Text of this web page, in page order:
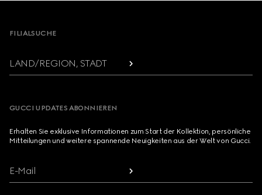
FILIALSUCHE
LAND/REGION, STADT
GUCCI UPDATES ABONNIEREN
Erhalten Sie exklusive Informationen zum Start der Kollektion, persönliche
Mitteilungen und weitere spannende Neuigkeiten aus der Welt von Gucci.
E-Mail